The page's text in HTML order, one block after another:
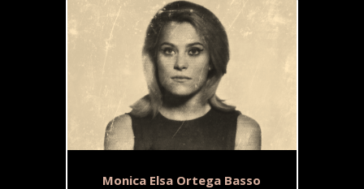
Monica Elsa Ortega Basso